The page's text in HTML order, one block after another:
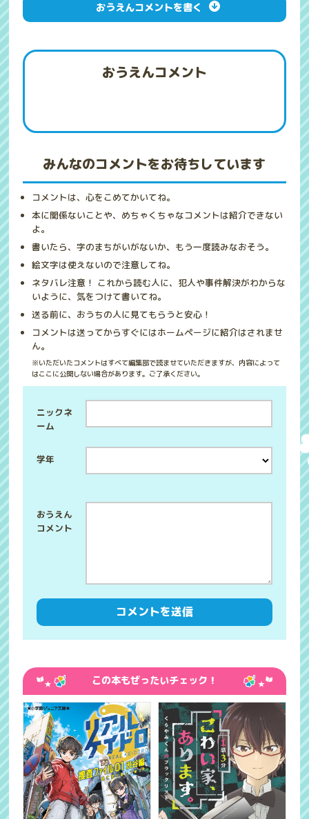
おうえんコメントを書く
おうえんコメント
みんなのコメントをお待ちしています
コメントは、心をこめてかいてね。
本に関係ないことや、めちゃくちゃなコメントは紹介できない
よ。
書いたら、字のまちがいがないか、もう一度読みなおそう。
絵文字は使えないので注意してね。
ネタバレ注意！ これから読む人に、犯人や事件解決がわからな
いように、気をつけて書いてね。
送る前に、おうちの人に見てもらうと安心！
コメントは送ってからすぐにはホームページに紹介はされませ
ん。
※いただいたコメントはすべて編集部で読ませていただきますが、内容によって
はここに公開しない場合があります。ご了承ください。
学年
ニックネ
ーム
この本もぜったいチェック！